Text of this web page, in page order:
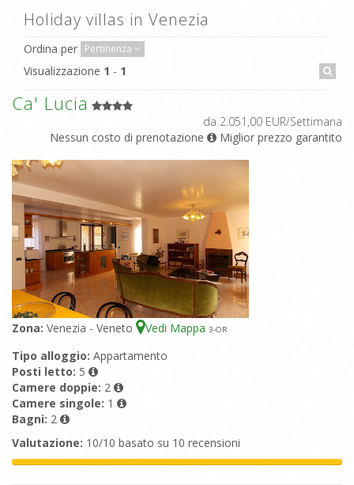
Holiday villas in Venezia
Ordina per Pertinenza
Visualizzazione 1 - 1
Ca' Lucia
da 2.051,00 EUR/Settimana
Nessun costo di prenotazione
Miglior prezzo garantito
Zona: Venezia - Veneto Vedi Mappa 3-OR
Tipo alloggio: Appartamento
Posti letto: 5
Camere doppie: 2
Camere singole: 1
Bagni: 2
Valutazione: 10/10 basato su 10 recensioni